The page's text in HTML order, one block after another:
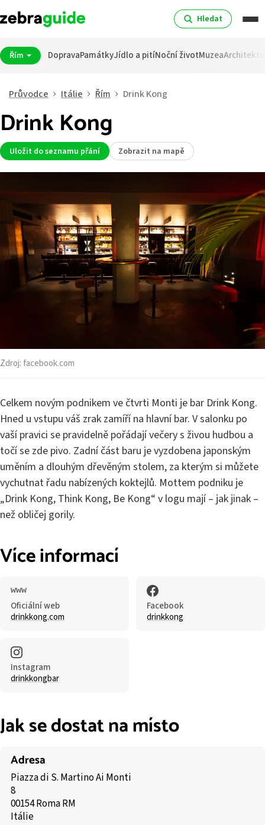
Hledat
Řím DopravaPamátkyJídlo a pitíNoční životMuzea
Průvodce Itálie Řím Drink Kong
Drink Kong
Uložit do seznamu přání Zobrazit na mapě
Zdroj:facebook.com
Celkem novým podnikem ve čtvrti Monti je bar Drink Kong.
Hned u vstupu váš zrak zamíří na hlavní bar. V salonku po
vaší pravici se pravidelně pořádají večery s živou hudbou a
točí se zde pivo. Zadní část baru je vyzdobena japonským
uměním a dlouhým dřevěným stolem, za kterým si můžete
vychutnat řadu nabízených koktejlů. Mottem podniku je
„Drink Kong, Think Kong, Be Kong“ v logu mají – jak jinak –
než obličej gorily.
Více informací
Oficiální web
drinkkong.com
Facebook
drinkkong
Instagram
drinkkongbar
Jak se dostat na místo
Adresa
Piazza di S. Martino Ai Monti
8
00154 Roma RM
Itálie